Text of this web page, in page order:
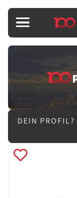
DEIN PROFIL?